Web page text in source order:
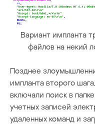
Вариант импланта
файлов на некий
Позднее
импланта второго
включали поиск в
учетных записей
удаленных команд и